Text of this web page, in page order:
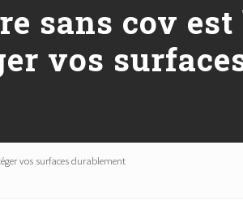
sans cov
vos
vos surfaces durablement